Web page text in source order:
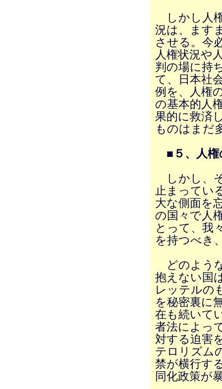
しかし人
況は、ます
させる。今
人権状況や
判の場に持
て、日本社
例を、人権
の基本的人
果的に救済
ものはまだ
■５、人
しかし、
止まってい
大な側面を
の国々で人
とって、我
を持つべき
どのよう
抱えない国
レッテルの
を秘密裏に
在も続いて
者法によっ
対する迫害
テロリズム
禁が横行す
同化政策が